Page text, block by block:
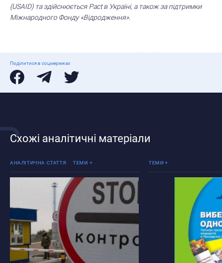
(USAID) та здійснюється Pact в Україні, а також за підтримки
Міжнародного Фонду «Відродження».
Поділитися в соцмережах
Схожі аналітичні матеріали
АНАЛІТИЧНА СТАТТЯ ТЕМИ
Реінтеграція ТОТ ТЕМИВибори